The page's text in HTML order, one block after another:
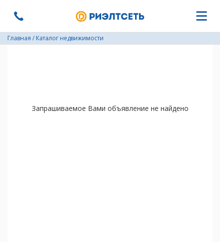
Главная / Каталог недвижимости
Запрашиваемое Вами объявление не найдено